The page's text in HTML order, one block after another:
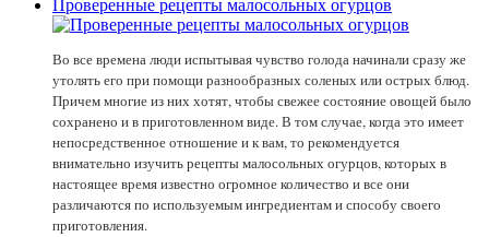
Проверенные рецепты малосольных огурцов
Во все времена люди испытывая чувство голода начинали сразу же
утолять его при помощи разнообразных соленых или острых блюд.
Причем многие из них хотят, чтобы свежее состояние овощей было
сохранено и в приготовленном виде. В том случае, когда это имеет
непосредственное отношение и к вам, то рекомендуется
внимательно изучить рецепты малосольных огурцов, которых в
настоящее время известно огромное количество и все они
различаются по используемым ингредиентам и способу своего
приготовления.